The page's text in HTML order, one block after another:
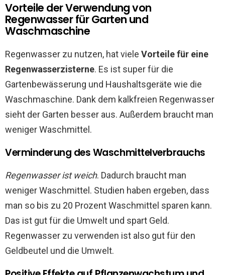
Vorteile der Verwendung von
Regenwasser für Garten und
Waschmaschine
Regenwasser zu nutzen, hat viele Vorteile für eine
Regenwasserzisterne. Es ist super für die
Gartenbewässerung und Haushaltsgeräte wie die
Waschmaschine. Dank dem kalkfreien Regenwasser
sieht der Garten besser aus. Außerdem braucht man
weniger Waschmittel.
Verminderung des Waschmittelverbrauchs
Regenwasser ist weich. Dadurch braucht man
weniger Waschmittel. Studien haben ergeben, dass
man so bis zu 20 Prozent Waschmittel sparen kann.
Das ist gut für die Umwelt und spart Geld.
Regenwasser zu verwenden ist also gut für den
Geldbeutel und die Umwelt.